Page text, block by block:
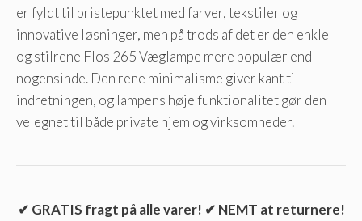
er fyldt til bristepunktet med farver, tekstiler og
innovative løsninger, men på trods af det er den enkle
og stilrene Flos 265 Væglampe mere populær end
nogensinde. Den rene minimalisme giver kant til
indretningen, og lampens høje funktionalitet gør den
velegnet til både private hjem og virksomheder.
✔ GRATIS fragt på alle varer! ✔ NEMT at returnere!